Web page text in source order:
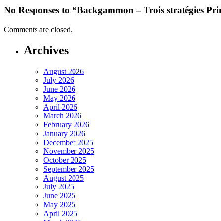
No Responses to “Backgammon – Trois stratégies
Comments are closed.
Archives
August 2026
July 2026
June 2026
May 2026
April 2026
March 2026
February 2026
January 2026
December 2025
November 2025
October 2025
September 2025
August 2025
July 2025
June 2025
May 2025
April 2025